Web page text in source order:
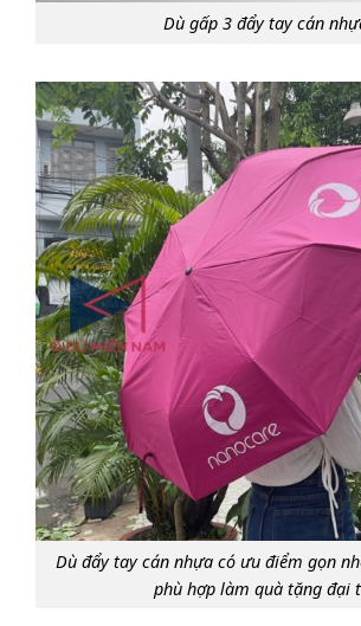
Dù gấp 3 đẩy tay cán
Dù đẩy tay cán nhựa có ưu điểm gọn
phù hợp làm quà tặng đại